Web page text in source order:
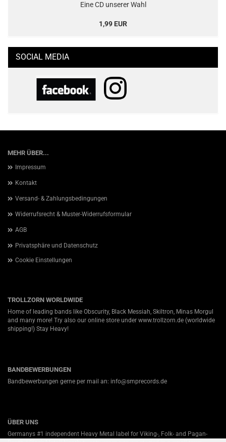
Eine CD unserer Wahl
1,99 EUR
SOCIAL MEDIA
MEHR ÜBER...
Impressum
Kontakt
Versand- & Zahlungsbedingungen
Widerrufsrecht & Muster-Widerrufsformular
AGB
Privatsphäre und Datenschutz
Cookie Einstellungen
TROLLZORN WORLDWIDE
Home of leading bands like Obscurity, Black Messiah, Skiltron, Minas Morgul
and many more! Try also our online store under www.trollzorn.de (worldwide
shipping!) Stay Heavy!
BANDBEWERBUNGEN
Bandbewerbungen gerne per mail an: info@smprecords.de
ÜBER UNS
Germanys #1 independent Heavy Metal label for Viking-, Folk- and Pagan-